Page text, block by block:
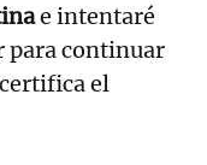
e intentaré
para continuar
el